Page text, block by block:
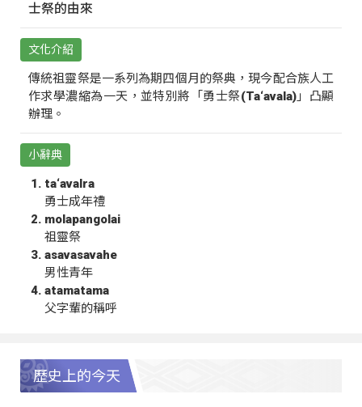
士祭的由來
文化介紹
傳統祖靈祭是一系列為期四個月的祭典，現今配合族人工
作求學濃縮為一天，並特別將「勇士祭(Ta‘avala)」凸顯
辦理。
小辭典
ta‘avalra
勇士成年禮
molapangolai
祖靈祭
asavasavahe
男性青年
atamatama
父字輩的稱呼
歷史上的今天